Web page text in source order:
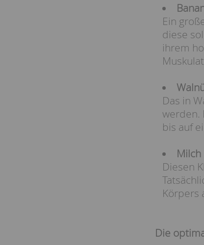
Ein
diese
ihrem
Das in
werden.
bis auf
Milch
Diesen
Körpers
Die